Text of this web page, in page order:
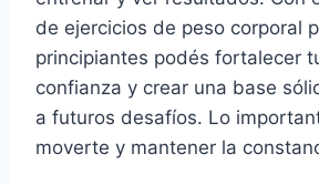
de ejercicios de peso corporal
principiantes podés fortalecer
confianza y crear una base
a futuros desafíos. Lo
moverte y mantener la